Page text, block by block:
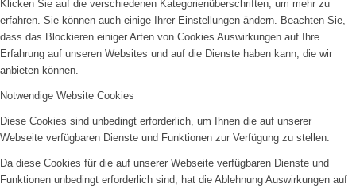
Klicken Sie auf die verschiedenen Kategorienüberschriften, um mehr zu
erfahren. Sie können auch einige Ihrer Einstellungen ändern. Beachten Sie,
dass das Blockieren einiger Arten von Cookies Auswirkungen auf Ihre
Erfahrung auf unseren Websites und auf die Dienste haben kann, die wir
anbieten können.
Notwendige Website Cookies
Diese Cookies sind unbedingt erforderlich, um Ihnen die auf unserer
Webseite verfügbaren Dienste und Funktionen zur Verfügung zu stellen.
Da diese Cookies für die auf unserer Webseite verfügbaren Dienste und
Funktionen unbedingt erforderlich sind, hat die Ablehnung Auswirkungen auf